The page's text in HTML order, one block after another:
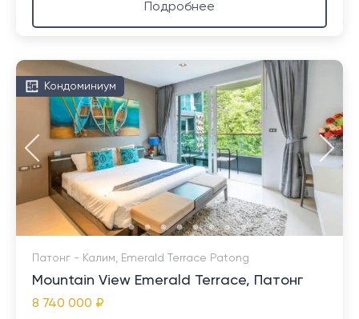
Подробнее
Кондоминиум
Патонг - Калим, Emerald Terrace Patong
Mountain View Emerald Terrace, Патонг
8 740 000 ₽